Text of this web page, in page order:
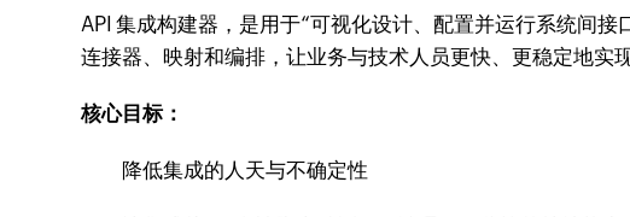
API 集成构建器，是用于“可视化设计、配置并运行系统间接
连接器、映射和编排，让业务与技术人员更快、更稳定地实
核心目标：
降低集成的人天与不确定性